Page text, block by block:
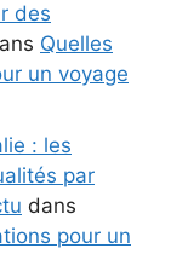
des
Quelles
un voyage
: les
par
dans
pour un